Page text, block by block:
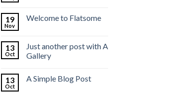
19
Nov
Welcome to Flatsome
13
Oct
Just another post with A
Gallery
13
Oct
A Simple Blog Post